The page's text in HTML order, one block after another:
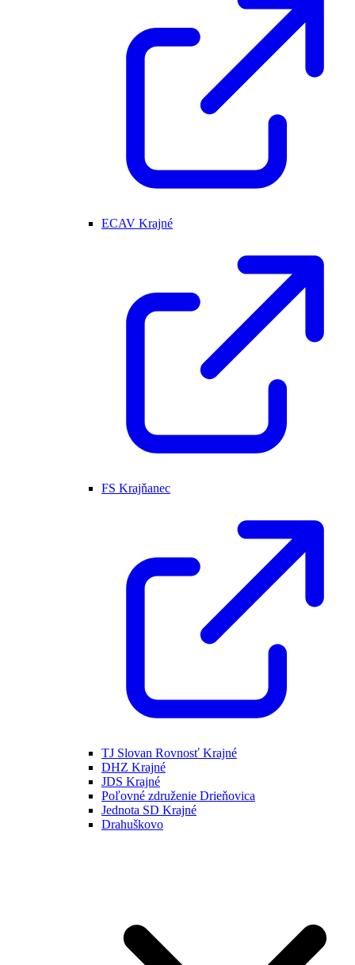
ECAV Krajné
FS Krajňanec
TJ Slovan Rovnosť Krajné
DHZ Krajné
JDS Krajné
Poľovné združenie Drieňovica
Jednota SD Krajné
Drahuškovo